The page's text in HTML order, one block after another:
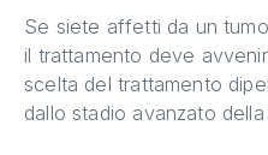
Se siete affetti da un
il trattamento deve
scelta del trattamento
dallo stadio avanzato della